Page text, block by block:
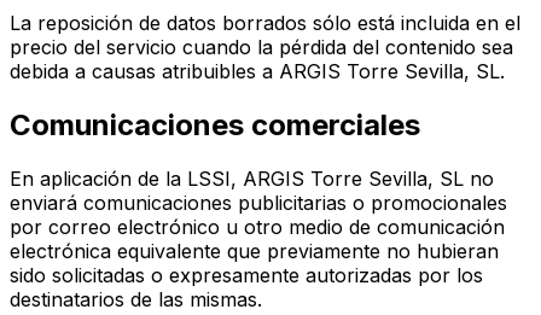
La reposición de datos borrados sólo está incluida en el
precio del servicio cuando la pérdida del contenido sea
debida a causas atribuibles a ARGIS Torre Sevilla, SL.
Comunicaciones comerciales
En aplicación de la LSSI, ARGIS Torre Sevilla, SL no
enviará comunicaciones publicitarias o promocionales
por correo electrónico u otro medio de comunicación
electrónica equivalente que previamente no hubieran
sido solicitadas o expresamente autorizadas por los
destinatarios de las mismas.